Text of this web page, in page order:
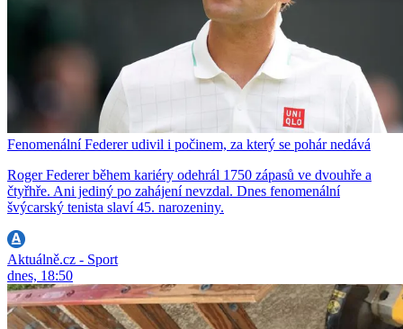
Fenomenální Federer udivil i počinem, za který se pohár nedává
Roger Federer během kariéry odehrál 1750 zápasů ve dvouhře a
čtyřhře. Ani jediný po zahájení nevzdal. Dnes fenomenální
švýcarský tenista slaví 45. narozeniny.
Aktuálně.cz - Sport
dnes, 18:50